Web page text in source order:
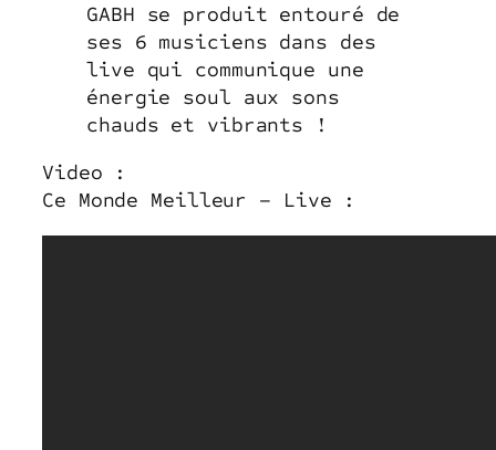
GABH se produit entouré de
ses 6 musiciens dans des
live qui communique une
énergie soul aux sons
chauds et vibrants !
Video :
Ce Monde Meilleur – Live :